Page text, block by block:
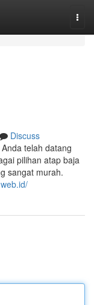
Discuss
telah datang
pilihan atap baja
sangat murah.